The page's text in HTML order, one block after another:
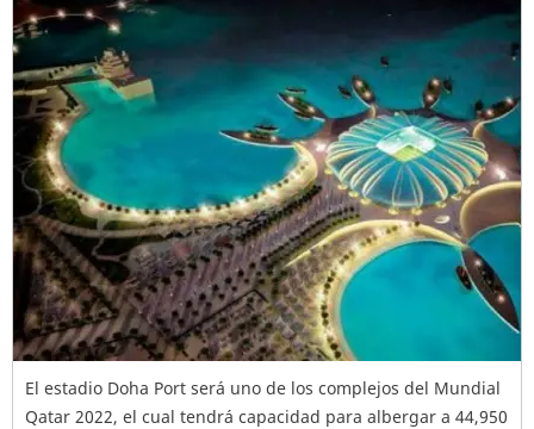
El estadio Doha Port será uno de los complejos del Mundial
Qatar 2022, el cual tendrá capacidad para albergar a 44,950